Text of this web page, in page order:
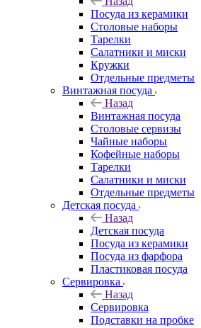
Посуда из керамики
Столовые наборы
Тарелки
Салатники и миски
Кружки
Отдельные предметы
Винтажная посуда
Назад
Винтажная посуда
Столовые сервизы
Чайные наборы
Кофейные наборы
Тарелки
Салатники и миски
Отдельные предметы
Детская посуда
Назад
Детская посуда
Посуда из керамики
Посуда из фарфора
Пластиковая посуда
Сервировка
Назад
Сервировка
Подставки на пробке